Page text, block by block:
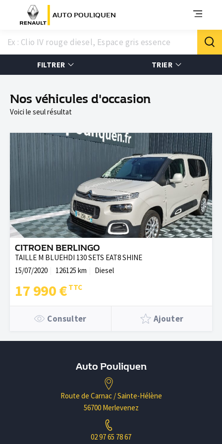
AUTO POULIQUEN
FILTRER TRIER
Nos véhicules d'occasion
Voici le seul résultat
CITROEN BERLINGO
TAILLE M BLUEHDI 130 SETS EAT8 SHINE
15/07/2020
126125 km Diesel
17 990 €
Consulter Ajouter
Auto Pouliquen
Route de Carnac / Sainte-Hélène
56700 Merlevenez
02 97 65 78 67